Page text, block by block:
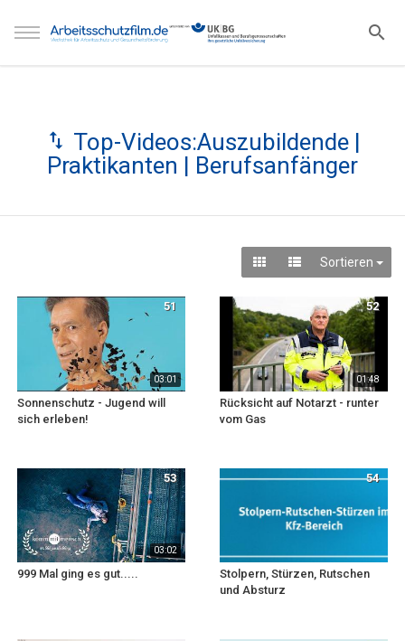
Top-Videos:Auszubildende |
Praktikanten | Berufsanfänger
Sortieren
03:01
51
Sonnenschutz - Jugend will
sich erleben!
01:48
52
Rücksicht auf Notarzt - runter
vom Gas
03:02
53
999 Mal ging es gut.....
54
Stolpern, Stürzen, Rutschen
und Absturz